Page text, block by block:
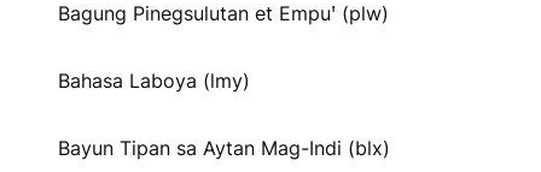
Bagung Pinegsulutan et Empuꞌ (plw)
Bahasa Laboya (lmy)
Bayun Tipan sa Aytan Mag-Indi (blx)